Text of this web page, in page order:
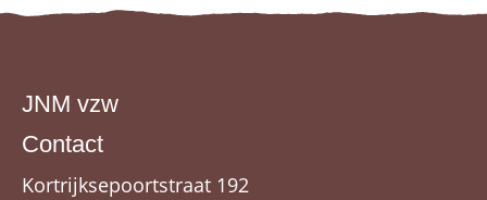
JNM vzw
Contact
Kortrijksepoortstraat 192